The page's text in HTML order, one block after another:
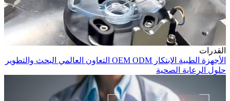
القدرات
الأجهزة الطبية الابتكار OEM ODM التعاون العالمي البحث والتطوير
حلول الرعاية الصحية